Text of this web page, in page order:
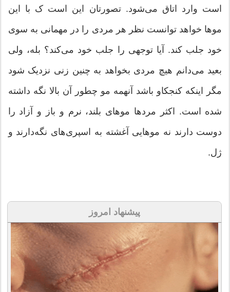
است وارد اتاق می‌شود. تصورتان این است ک با این
موها خواهد توانست نظر هر مردی را در مهمانی به سوی
خود جلب کند. آیا توجهی را جلب خود می‌کند؟ بله، ولی
بعید می‌دانم هیچ مردی بخواهد به چنین زنی نزدیک شود
مگر اینکه کنجکاو باشد آنهمه مو چطور آن بالا نگه داشته
شده‌ است. اکثر مردها موهای بلند، نرم و باز و آزاد را
دوست دارند نه موهایی آغشته به اسپری‌های نگه‌دارند و
ژل.
پیشنهاد امروز